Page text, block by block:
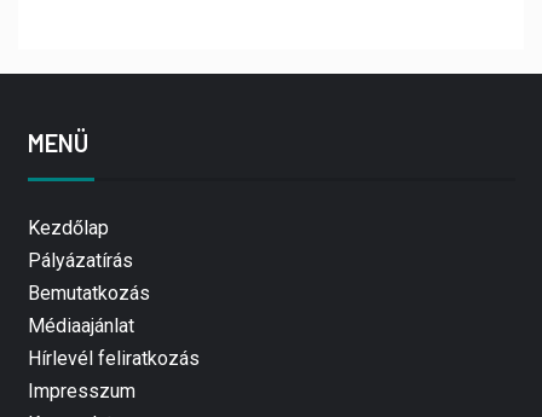
MENÜ
Kezdőlap
Pályázatírás
Bemutatkozás
Médiaajánlat
Hírlevél feliratkozás
Impresszum